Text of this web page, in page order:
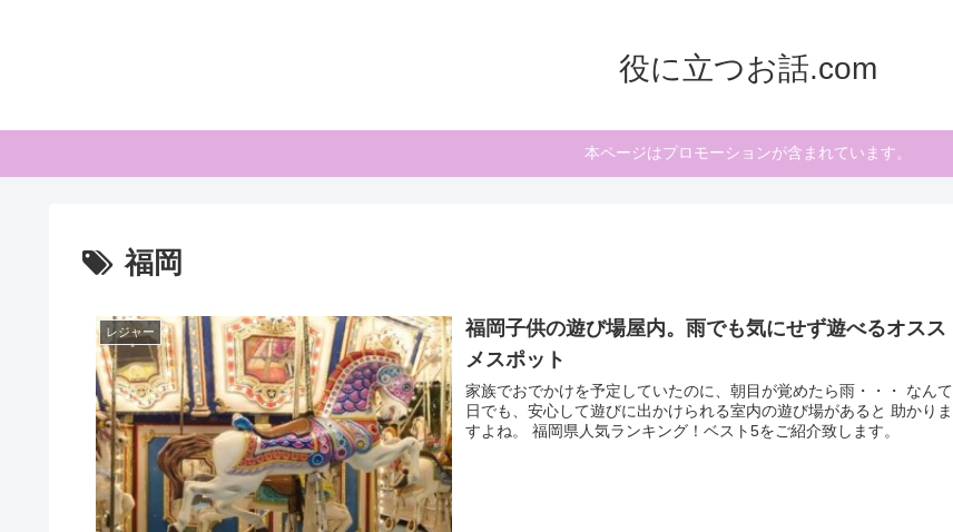
役に立つお話.com
本ページはプロモーションが含まれています。
福岡
レジャー
福岡子供の遊び場屋内。雨でも気にせず遊べるオスス
メスポット
家族でおでかけを予定していたのに、朝目が覚めたら雨・・・ なんて
日でも、安心して遊びに出かけられる室内の遊び場があると 助かりま
すよね。 福岡県人気ランキング！ベスト5をご紹介致します。